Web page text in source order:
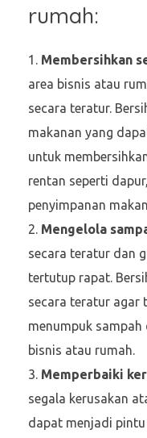
rumah:
Membersihkan
area bisnis atau
secara teratur.
makanan yang
untuk
rentan seperti
penyimpanan
Mengelola
secara teratur dan
tertutup rapat.
secara teratur agar
menumpuk
bisnis atau rumah.
Memperbaiki
segala kerusakan
dapat menjadi